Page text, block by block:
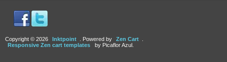
Copyright © 2026 Inktpoint . Powered by Zen Cart
Responsive Zen cart templates
by Picaflor Azul.